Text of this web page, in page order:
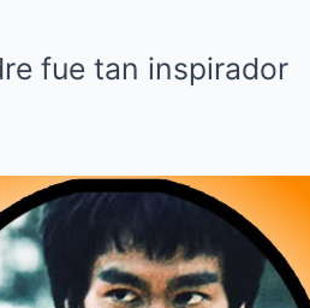
fue tan inspirador